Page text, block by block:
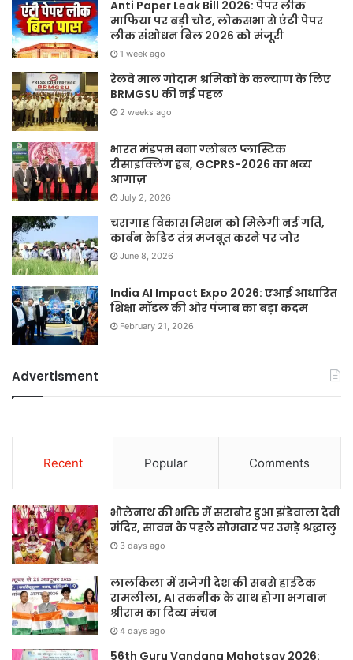
Anti Paper Leak Bill 2026: पेपर लीक
माफिया पर बड़ी चोट, लोकसभा से एंटी पेपर
लीक संशोधन बिल 2026 को मंजूरी
1 week ago
रेलवे माल गोदाम श्रमिकों के कल्याण के लिए
BRMGSU की नई पहल
2 weeks ago
भारत मंडपम बना ग्लोबल प्लास्टिक
रीसाइक्लिंग हब, GCPRS-2026 का भव्य
आगाज़
July 2, 2026
चरागाह विकास मिशन को मिलेगी नई गति,
कार्बन क्रेडिट तंत्र मजबूत करने पर जोर
June 8, 2026
India AI Impact Expo 2026: एआई आधारित
शिक्षा मॉडल की ओर पंजाब का बड़ा कदम
February 21, 2026
Advertisment
Recent Popular Comments
भोलेनाथ की भक्ति में सराबोर हुआ झंडेवाला देवी
मंदिर, सावन के पहले सोमवार पर उमड़े श्रद्धालु
3 days ago
लालकिला में सजेगी देश की सबसे हाईटेक
रामलीला, AI तकनीक के साथ होगा भगवान
श्रीराम का दिव्य मंचन
4 days ago
56th Guru Vandana Mahotsav 2026: